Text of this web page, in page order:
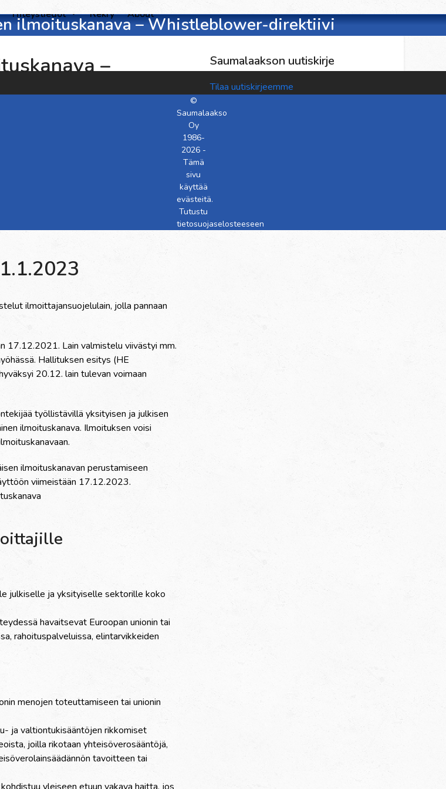
Yhteystiedot Rekry About
ilmoituskanava – Whistleblower-direktiivi
–
ilmoittajansuojelulain, jolla pannaan
17.12.2021. Lain valmistelu viivästyi mm.
Hallituksen esitys (HE
20.12. lain tulevan voimaan
työllistävillä yksityisen ja julkisen
ilmoituskanava. Ilmoituksen voisi
ilmoituskanavan perustamiseen
viimeistään 17.12.2023.
julkiselle ja yksityiselle sektorille koko
havaitsevat Euroopan unionin tai
rahoituspalveluissa, elintarvikkeiden
menojen toteuttamiseen tai unionin
ja valtiontukisääntöjen rikkomiset
joilla rikotaan yhteisöverosääntöjä,
tavoitteen tai
Saumalaakson uutiskirje
Tilaa uutiskirjeemme
©
Saumalaakso
Oy
1986-
2026 -
Tämä
sivu
käyttää
evästeitä.
Tutustu
tietosuojaselosteeseen